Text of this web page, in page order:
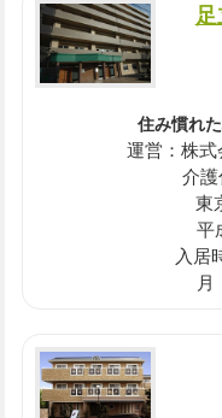
住み慣れ
運営：株
介護
東
平
入居